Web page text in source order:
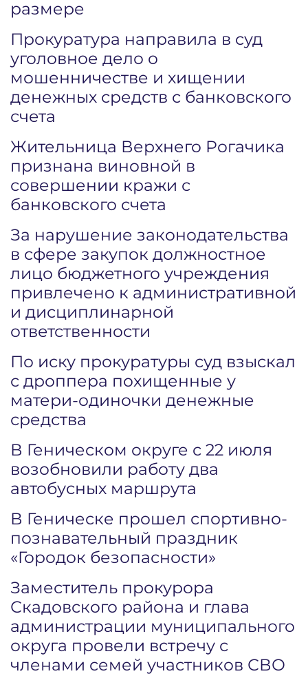
размере
Прокуратура направила в суд
уголовное дело о
мошенничестве и хищении
денежных средств с банковского
счета
Жительница Верхнего Рогачика
признана виновной в
совершении кражи с
банковского счета
За нарушение законодательства
в сфере закупок должностное
лицо бюджетного учреждения
привлечено к административной
и дисциплинарной
ответственности
По иску прокуратуры суд взыскал
с дроппера похищенные у
матери-одиночки денежные
средства
В Геническом округе с 22 июля
возобновили работу два
автобусных маршрута
В Геническе прошел спортивно-
познавательный праздник
«Городок безопасности»
Заместитель прокурора
Скадовского района и глава
администрации муниципального
округа провели встречу с
членами семей участников СВО